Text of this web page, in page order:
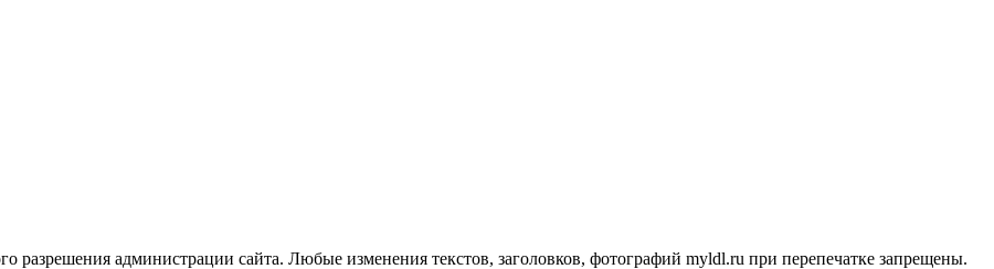
разрешения администрации сайта. Любые изменения текстов, заголовков, фотографий myldl.ru при перепечатке запрещены.